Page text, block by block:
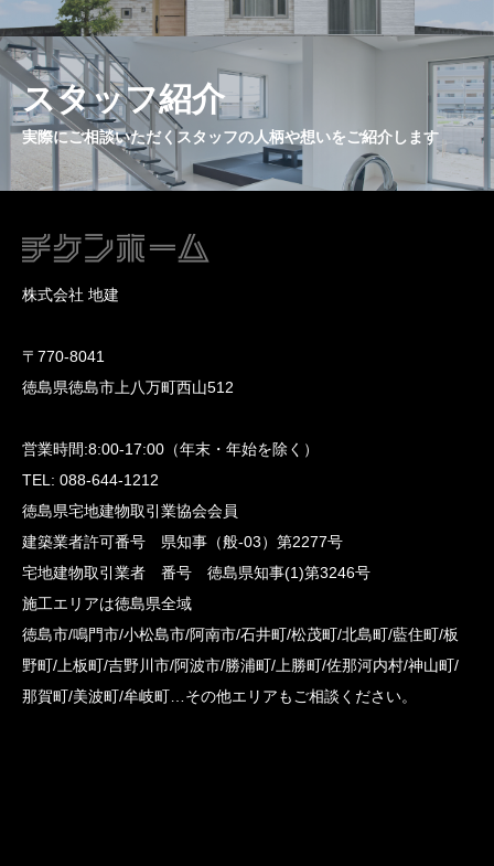
スタッフ紹介
実際にご相談いただくスタッフの人柄や想いをご紹介します
株式会社 地建
〒770-8041
徳島県徳島市上八万町西山512
営業時間:8:00-17:00（年末・年始を除く）
TEL: 088-644-1212
徳島県宅地建物取引業協会会員
建築業者許可番号 県知事（般-03）第2277号
宅地建物取引業者 番号 徳島県知事(1)第3246号
施工エリアは徳島県全域
徳島市/鳴門市/小松島市/阿南市/石井町/松茂町/北島町/藍住町/板
野町/上板町/吉野川市/阿波市/勝浦町/上勝町/佐那河内村/神山町/
那賀町/美波町/牟岐町…その他エリアもご相談ください。